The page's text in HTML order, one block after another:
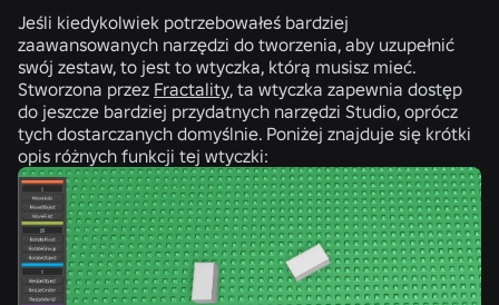
Jeśli kiedykolwiek potrzebowałeś bardziej
zaawansowanych narzędzi do tworzenia, aby uzupełnić
swój zestaw, to jest to wtyczka, którą musisz mieć.
Stworzona przez Fractality, ta wtyczka zapewnia dostęp
do jeszcze bardziej przydatnych narzędzi Studio, oprócz
tych dostarczanych domyślnie. Poniżej znajduje się krótki
opis różnych funkcji tej wtyczki: